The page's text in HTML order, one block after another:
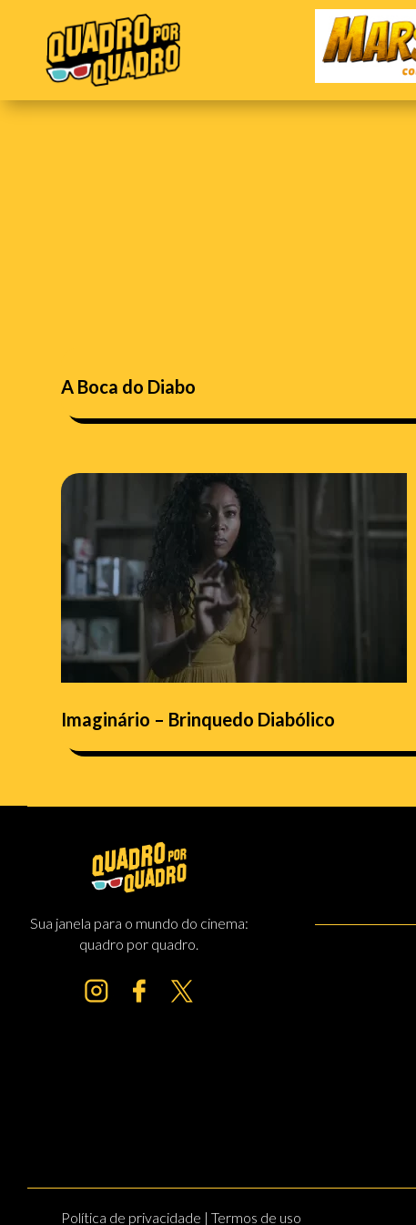
A Boca do Diabo
Imaginário – Brinquedo Diabólico
Sua janela para o mundo do cinema:
quadro por quadro.
Política de privacidade | Termos de uso